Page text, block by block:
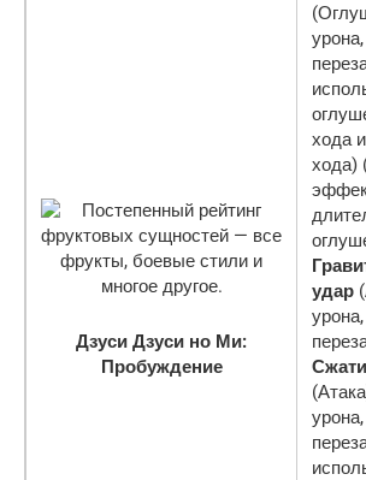
Дзуси Дзуси но Ми:
Пробуждение
хода
хода)
удар